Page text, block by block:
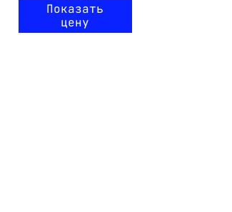
Показать
цену